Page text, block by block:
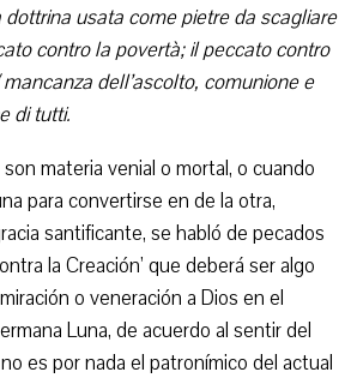
usata come pietre da scagliare
contro la povertà; il peccato contro
dell’ascolto, comunione e
di tutti.
materia venial o mortal, o cuando
para convertirse en de la otra,
santificante, se habló de pecados
la Creación’ que deberá ser algo
o veneración a Dios en el
Luna, de acuerdo al sentir del
es por nada el patronímico del actual